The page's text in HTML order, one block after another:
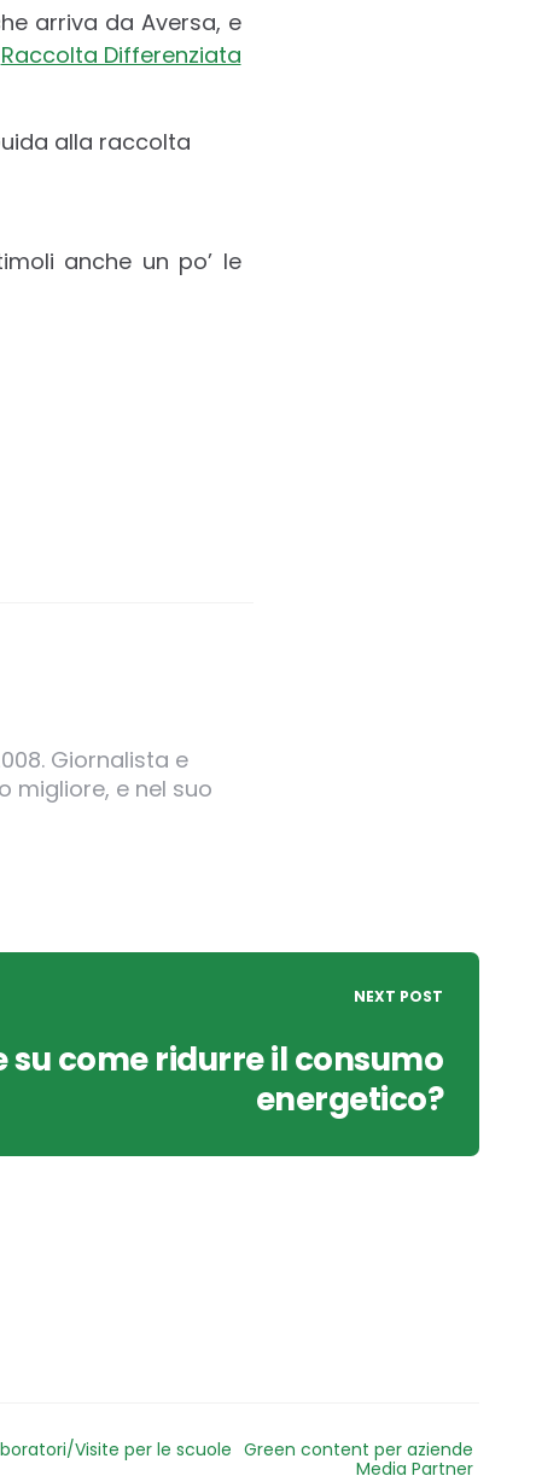
arriva da Aversa, e
Raccolta Differenziata
alla raccolta
anche un po’ le
Giornalista e
migliore, e nel suo
NEXT POST
su come ridurre il consumo
energetico?
Visite per le scuole Green content per aziende
Media Partner